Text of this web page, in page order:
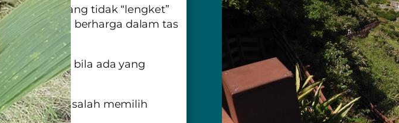
di belakang tidak “lengket”
barang berharga dalam tas
jadi senjata bila ada yang
agar tidak salah memilih